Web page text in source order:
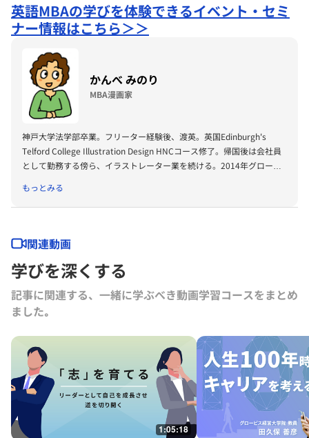
英語MBAの学びを体験できるイベント・セミ
ナー情報はこちら＞＞
かんべ みのり
MBA漫画家
神戸大学法学部卒業。フリーター経験後、渡英。英国Edinburgh's
Telford College Illustration Design HNCコース修了。帰国後は会社員
として勤務する傍ら、イラストレーター業を続ける。2014年グロービ
図解に取り組み、好評を博す。著者に『マンガ 日本最大のビジネスス
クールで教えているMBAの超基本』『マンガでわかる！入社1年目から
る。
もっとみる
関連動画
学びを深くする
記事に関連する、一緒に学ぶべき動画学習コースをまとめ
ました｡
1:05:18